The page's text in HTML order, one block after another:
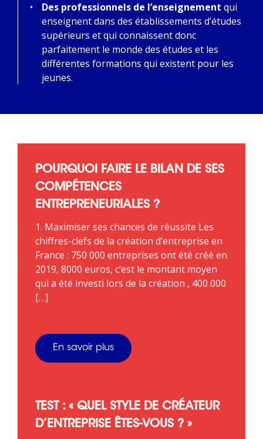
Des professionnels de l’enseignement qui
enseignent dans des établissements d’études
supérieurs et qui connaissent donc
parfaitement le monde des études et les
différentes formations qui existent pour les
jeunes.
POURQUOI FAIRE LE BILAN DE SES
COMPÉTENCES
ENTREPRENEURIALES ?
1. Maximiser ses chances de réussite Les
chiffres-clefs de la création d’entreprise en
France : 750 000 entreprises ont été créé en
2019, 8000 euros, c’est le montant moyen
qui a été investi lors de la création , 400 000
[…]
En savoir plus
TEST : « QUEL STYLE DE CRÉATEUR
D’ENTREPRISE ÊTES-VOUS ? »